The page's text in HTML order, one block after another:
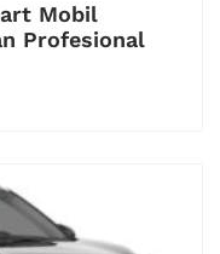
Mobil
Profesional